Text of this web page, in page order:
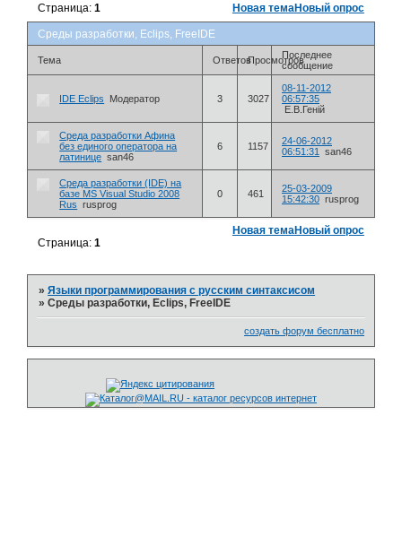
Среды разработки, Eclips, FreeIDE
Страница:1 Новая темаНовый опрос
Тема ОтветовПросмотровПоследнее
сообщение
IDE Eclips Модератор 3 3027
08-11-2012
06:57:35
Е.В.Геній
Среда разработки Афина
без единого оператора на
латинице san46
6 1157
24-06-2012
06:51:31
san46
Среда разработки (IDE) на
базе MS Visual Studio 2008
Rus
rusprog
0 461
25-03-2009
15:42:30 rusprog
Новая темаНовый опрос
Страница:1
»Языки программирования с русским синтаксисом
»Среды разработки, Eclips, FreeIDE
создать форум бесплатно